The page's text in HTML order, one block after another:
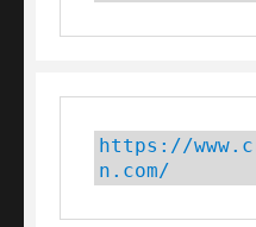
https://
n.com/